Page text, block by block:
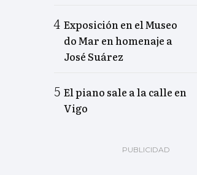
Exposición en el Museo
do Mar en homenaje a
José Suárez
El piano sale a la calle en
Vigo